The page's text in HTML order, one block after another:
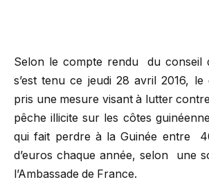
Selon le compte rendu du conseil
s’est tenu ce jeudi 28 avril 2016,
pris une mesure visant à lutter
pêche illicite sur les côtes
qui fait perdre à la Guinée entre
d’euros chaque année, selon une
l’Ambassade de France.